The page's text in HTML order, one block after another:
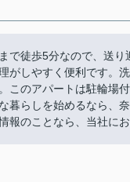
で徒歩5分なので、送
がしやすく便利です。
このアパートは駐輪場
暮らしを始めるなら、
報のことなら、当社に